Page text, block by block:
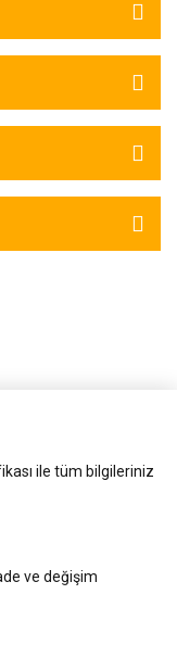
ile tüm bilgileriniz
ve değişim